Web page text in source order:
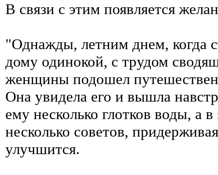
В связи с этим появляется
"Однажды, летним днем, когда
дому одинокой, с трудом
женщины подошел
Она увидела его и вышла
ему несколько глотков воды, а
несколько советов,
улучшится.